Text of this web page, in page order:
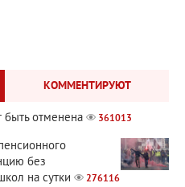
КОММЕНТИРУЮТ
отменена 361013
без
на сутки
276116